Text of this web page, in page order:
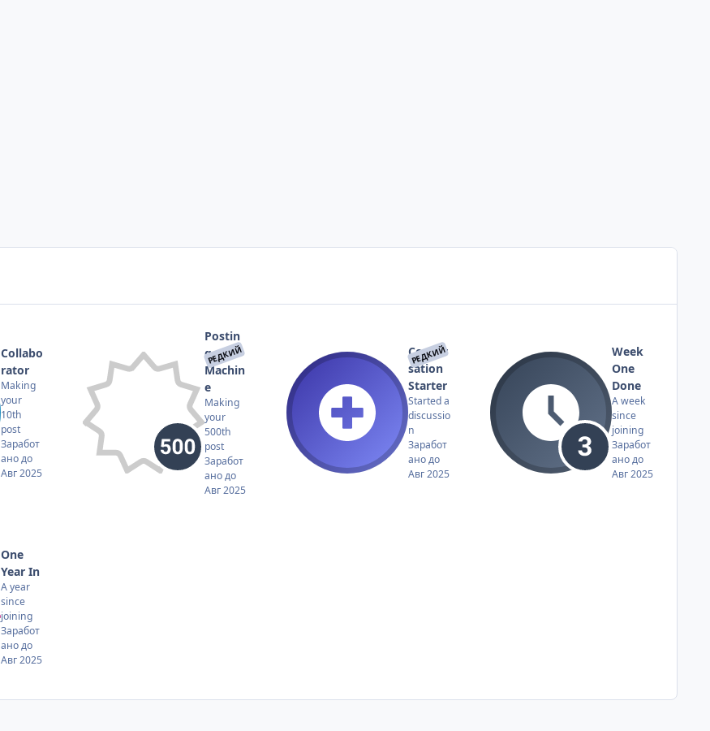
Collabo
rator
Making
your
10th
post
Заработ
ано до
Авг 2025
РЕДКИЙ
Postin
g
Machin
e
Making
your
500th
post
Заработ
ано до
Авг 2025
РЕДКИЙ
Conver
sation
Starter
Started a
discussio
n
Заработ
ано до
Авг 2025
Week
One
Done
A week
since
joining
Заработ
ано до
Авг 2025
One
Year In
A year
since
joining
Заработ
ано до
Авг 2025